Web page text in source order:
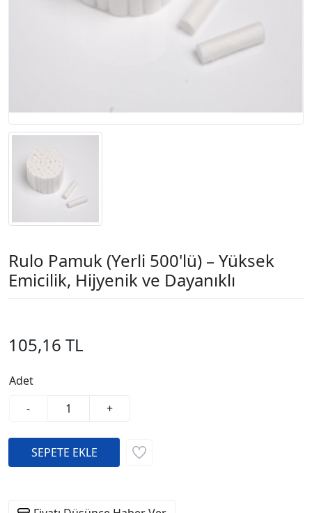
Rulo Pamuk (Yerli 500'lü) – Yüksek
Emicilik, Hijyenik ve Dayanıklı
105,16 TL
Adet
-
+